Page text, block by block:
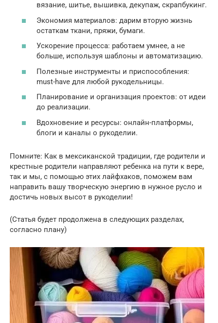
вязание, шитье, вышивка, декупаж, скрапбукинг.
Экономия материалов: дарим вторую жизнь
остаткам ткани, пряжи, бумаги.
Ускорение процесса: работаем умнее, а не
больше, используя шаблоны и автоматизацию.
Полезные инструменты и приспособления:
must-have для любой рукодельницы.
Планирование и организация проектов: от идеи
до реализации.
Вдохновение и ресурсы: онлайн-платформы,
блоги и каналы о рукоделии.
Помните: Как в мексиканской традиции, где родители и
крестные родители направляют ребенка на пути к вере,
так и мы, с помощью этих лайфхаков, поможем вам
направить вашу творческую энергию в нужное русло и
достичь новых высот в рукоделии!
(Статья будет продолжена в следующих разделах,
согласно плану)